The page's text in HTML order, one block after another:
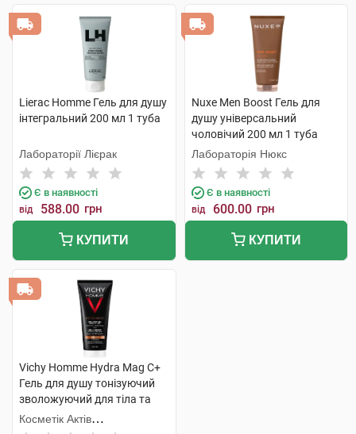
Lierac Homme Гель для душу
інтегральний 200 мл 1 туба
Лабораторії Лієрак
Є в наявності
від 588.00 грн
КУПИТИ
Nuxe Men Boost Гель для
душу універсальний
чоловічий 200 мл 1 туба
Лабораторія Нюкс
Є в наявності
від 600.00 грн
КУПИТИ
Vichy Homme Hydra Mag C+
Гель для душу тонізуючий
зволожуючий для тіла та
волосся 200 мл 1 туба
Косметік Актів